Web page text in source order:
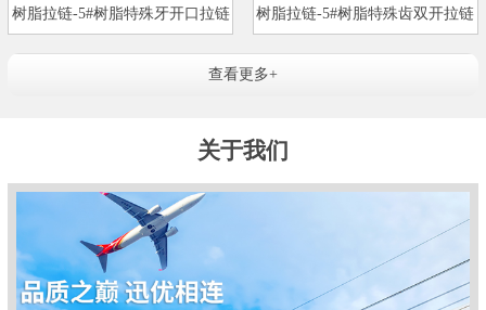
树脂拉链-5#树脂特殊牙开口拉链 树脂拉链-5#树脂特殊齿双开拉链
查看更多+
关于我们